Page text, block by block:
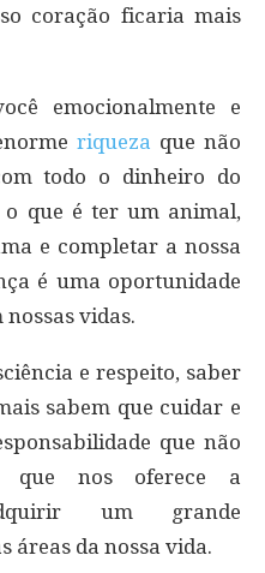
coração ficaria mais
emocionalmente e
riqueza que não
todo o dinheiro do
o que é ter um animal,
e completar a nossa
é uma oportunidade
nossas vidas.
e respeito, saber
sabem que cuidar e
que não
que nos oferece a
um grande
áreas da nossa vida.